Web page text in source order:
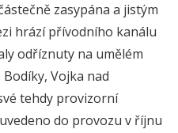
zasypána a jistým
hrází přívodního kanálu
odříznuty na umělém
Vojka nad
tehdy provizorní
do provozu v říjnu